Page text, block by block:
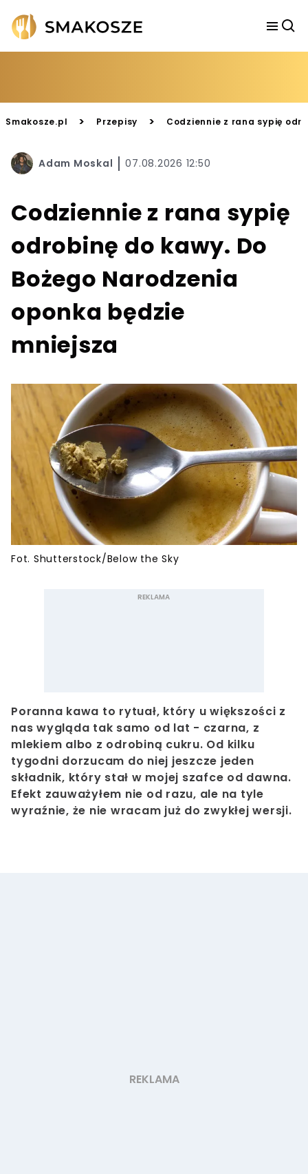
Smakosze.pl > Przepisy > Codziennie z rana sypię
Adam Moskal 07.08.2026 12:50
Codziennie z rana sypię
odrobinę do kawy. Do
Bożego Narodzenia
oponka będzie
mniejsza
Fot. Shutterstock/Below the Sky
Poranna kawa to rytuał, który u większości z
nas wygląda tak samo od lat - czarna, z
mlekiem albo z odrobiną cukru. Od kilku
tygodni dorzucam do niej jeszcze jeden
składnik, który stał w mojej szafce od dawna.
Efekt zauważyłem nie od razu, ale na tyle
wyraźnie, że nie wracam już do zwykłej wersji.